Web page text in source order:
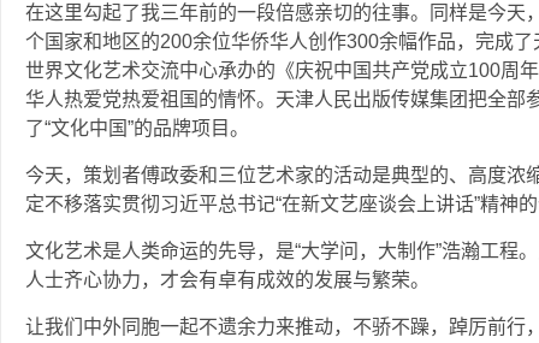
在这里勾起了我三年前的一段倍感亲切的往事。同样是今天
个国家和地区的200余位华侨华人创作300余幅作品，完成
世界文化艺术交流中心承办的《庆祝中国共产党成立100周
华人热爱党热爱祖国的情怀。天津人民出版传媒集团把全部
了“文化中国”的品牌项目。
今天，策划者傅政委和三位艺术家的活动是典型的、高度浓
定不移落实贯彻习近平总书记“在新文艺座谈会上讲话”精神
文化艺术是人类命运的先导，是“大学问，大制作”浩瀚工程
人士齐心协力，才会有卓有成效的发展与繁荣。
让我们中外同胞一起不遗余力来推动，不骄不躁，踔厉前行